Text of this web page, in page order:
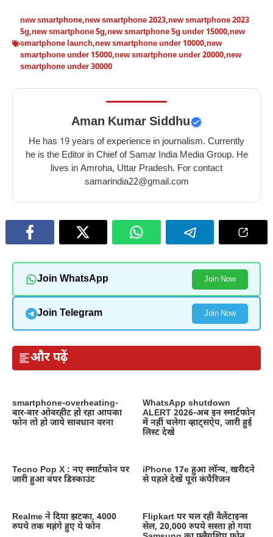
new smartphone,new smartphone 2023,new smartphone 2023
5g,new smartphone 5g,new smartphone 5g under 15000,new
smartphone launch,new smartphone under 10000,new
smartphone under 15000,new smartphone under 20000,new
smartphone under 30000
Aman Kumar Siddhu
He has 19 years of experience in journalism. Currently
he is the Editor in Chief of Samar India Media Group. He
lives in Amroha, Uttar Pradesh. For contact
samarindia22@gmail.com
Join WhatsApp Join Now
Join Telegram Join Now
और पढ़ें
smartphone-overheating-
बार-बार ओवरहीट हो रहा आपका
फोन तो हो जाये सावधान वरना
WhatsApp shutdown
ALERT 2026-अब इन स्मार्टफोन
में नहीं चलेगा व्हाट्सऐप, जारी हुई
लिस्ट देखे
Tecno Pop X : नए स्मार्टफोन पर
जारी हुआ बंपर डिस्काउंट
iPhone 17e हुआ लॉन्च, खरीदने
से पहले देखें पूरा कंपैरिजन
Realme ने दिया झटका, 4000
रुपये तक महंगे हुए ये फोन
Flipkart पर चल रही वैलेंटाइन्स
सेल, 20,000 रुपये सस्ता हो गया